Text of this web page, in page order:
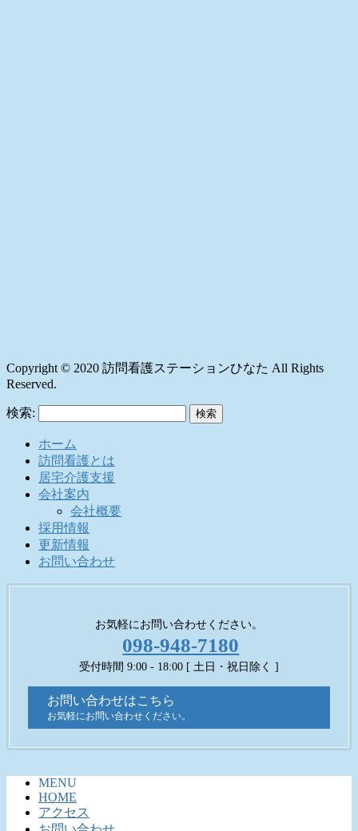
Copyright © 2020 訪問看護ステーションひなた All Rights
Reserved.
検索:
ホーム
訪問看護とは
居宅介護支援
会社案内
会社概要
採用情報
更新情報
お問い合わせ
お気軽にお問い合わせください。
098-948-7180
受付時間 9:00 - 18:00 [ 土日・祝日除く ]
お問い合わせはこちら
お気軽にお問い合わせください。
MENU
HOME
アクセス